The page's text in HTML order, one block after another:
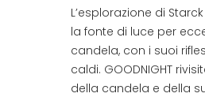
L’esplorazione di
la fonte di luce per
candela, con i suoi
caldi. GOODNIGHT
della candela e della